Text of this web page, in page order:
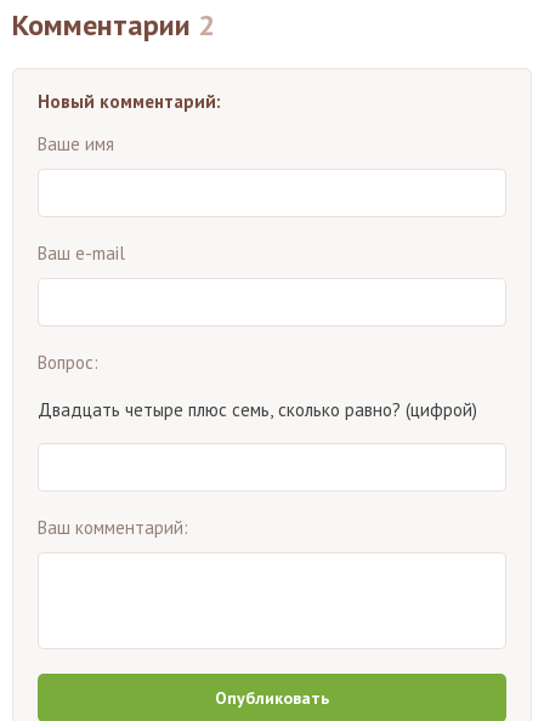
Комментарии 2
Новый комментарий:
Ваше имя
Ваш e-mail
Вопрос:
Двадцать четыре плюс семь, сколько равно? (цифрой)
Ваш комментарий:
Опубликовать